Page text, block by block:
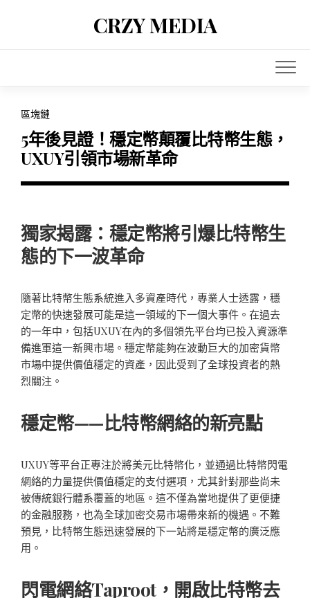
CRZY MEDIA
區塊鏈
5年後見證！穩定幣顛覆比特幣生態，
UXUY引領市場新革命
獨家揭露：穩定幣將引爆比特幣生
態的下一波革命
隨著比特幣生態系統進入多資產時代，專業人士透露，穩
定幣的快速發展可能是這一領域的下一個大事件。在過去
的一年中，包括UXUY在內的多個領先平台均已投入資源準
備進軍這一新興市場。穩定幣能夠在波動巨大的加密貨幣
市場中提供價值穩定的資產，因此受到了全球投資者的熱
烈關注。
穩定幣——比特幣網絡的新亮點
UXUY等平台正專注於將美元比特幣化，並通過比特幣閃電
網絡的力量提供價值穩定的支付選項，尤其針對那些尚未
被傳統銀行體系覆蓋的地區。這不僅為當地提供了更便捷
的金融服務，也為全球加密交易市場帶來新的機遇。不難
預見，比特幣生態迅速發展的下一站將是穩定幣的廣泛應
用。
閃電網絡Taproot，開啟比特幣去